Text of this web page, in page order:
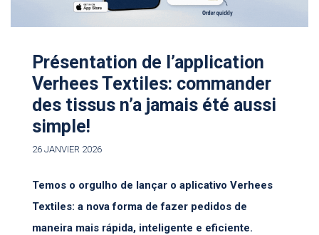
Présentation de l’application
Verhees Textiles: commander
des tissus n’a jamais été aussi
simple!
26 JANVIER 2026
Temos o orgulho de lançar o aplicativo Verhees
Textiles: a nova forma de fazer pedidos de
maneira mais rápida, inteligente e eficiente.